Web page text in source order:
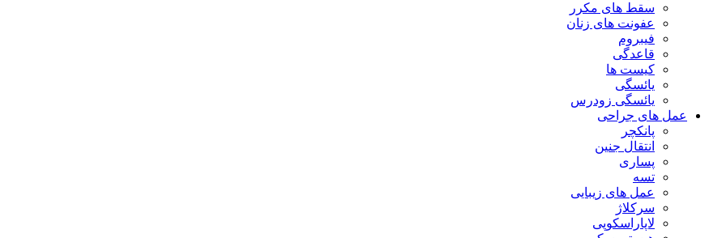
سقط های مکرر
عفونت های زنان
فیبروم
قاعدگی
کیست ها
یائسگی
یائسگی زودرس
عمل های جراحی
پانکچر
انتقال جنین
پساری
تسه
عمل های زیبایی
سرکلاژ
لاپاراسکوپی